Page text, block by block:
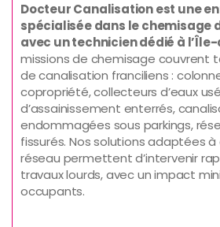
Docteur Canalisation est une
spécialisée dans le chemisage
avec un technicien dédié à
missions de chemisage couvrent
de canalisation franciliens :
copropriété, collecteurs d’eaux
d’assainissement enterrés,
endommagées sous parkings,
fissurés. Nos solutions adaptées
réseau permettent d’intervenir
travaux lourds, avec un impact
occupants.